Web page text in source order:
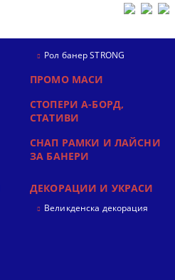
Рол банер STRONG
ПРОМО МАСИ
СТОПЕРИ А-БОРД,
СТАТИВИ
СНАП РАМКИ И ЛАЙСНИ
ЗА БАНЕРИ
ДЕКОРАЦИИ И УКРАСИ
Великденска декорация